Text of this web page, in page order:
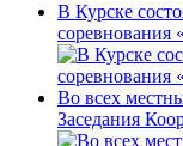
В Курске
соревнования
Во всех
Заседания